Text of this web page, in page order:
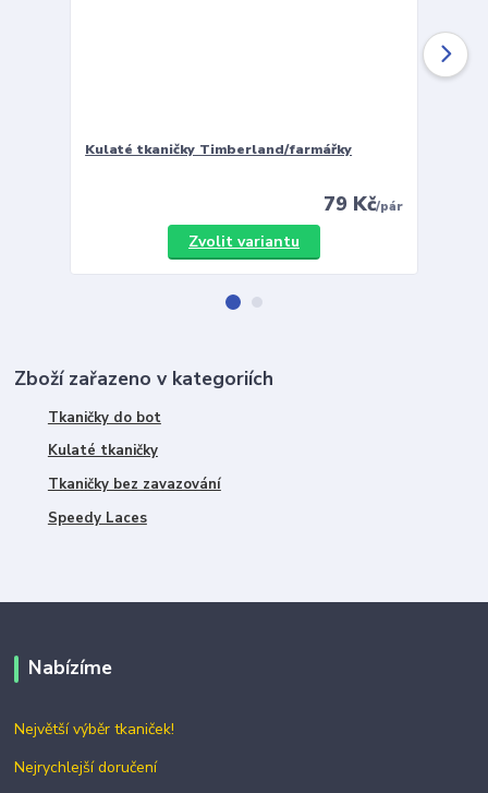
Kulaté tkaničky Timberland/farmářky
79 Kč/pár
Zvolit variantu
Zboží zařazeno v kategoriích
Tkaničky do bot
Kulaté tkaničky
Tkaničky bez zavazování
Speedy Laces
Nabízíme
Největší výběr tkaniček!
Nejrychlejší doručení